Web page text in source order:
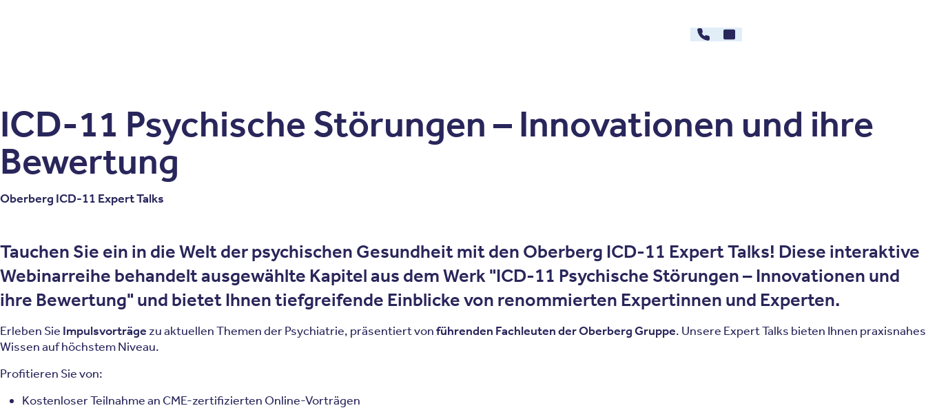
030 - 26478607
Kontakt
ICD-11 Psychische Störungen – Innovationen und ihre
Bewertung
Oberberg ICD-11 Expert Talks
Tauchen Sie ein in die Welt der psychischen Gesundheit mit den Oberberg ICD-11 Expert Talks! Diese interaktive
Webinarreihe behandelt ausgewählte Kapitel aus dem Werk "ICD-11 Psychische Störungen – Innovationen und
ihre Bewertung" und bietet Ihnen tiefgreifende Einblicke von renommierten Expertinnen und Experten.
Erleben Sie Impulsvorträge zu aktuellen Themen der Psychiatrie, präsentiert vonführenden Fachleuten der Oberberg Gruppe. Unsere Expert Talks bieten Ihnen praxisnahes
Wissen auf höchstem Niveau.
Profitieren Sie von:
Kostenloser Teilnahme an CME-zertifizierten Online-Vorträgen